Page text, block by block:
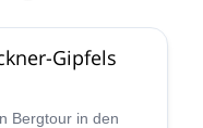
Gipfels
Bergtour in den